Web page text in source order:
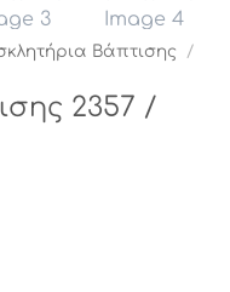
Βάπτισης
/
2357 /